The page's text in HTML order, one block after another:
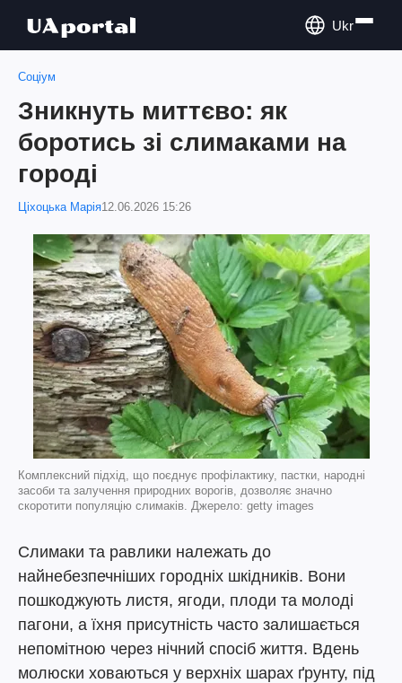
Ukr
Соціум
Зникнуть миттєво: як
боротись зі слимаками на
городі
Ціхоцька Марія12.06.2026 15:26
Комплексний підхід, що поєднує профілактику, пастки, народні
засоби та залучення природних ворогів, дозволяє значно
скоротити популяцію слимаків. Джерело: getty images
Слимаки та равлики належать до
найнебезпечніших городніх шкідників. Вони
пошкоджують листя, ягоди, плоди та молоді
пагони, а їхня присутність часто залишається
непомітною через нічний спосіб життя. Вдень
молюски ховаються у верхніх шарах ґрунту, під